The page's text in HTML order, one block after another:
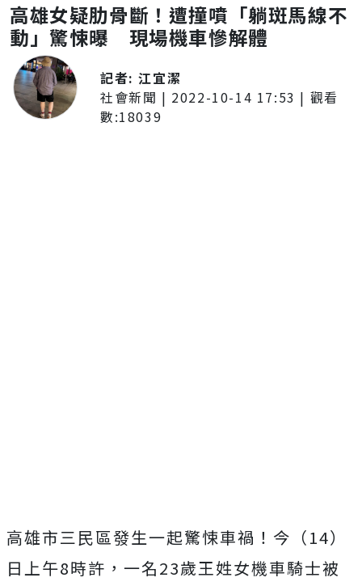
高雄女疑肋骨斷！遭撞噴「躺斑馬線不
動」驚悚曝 現場機車慘解體
記者:江宜潔
社會新聞 | 2022-10-14 17:53 | 觀看
數:18039
高雄市三民區發生一起驚悚車禍！今（14）
日上午8時許，一名23歲王姓女機車騎士被